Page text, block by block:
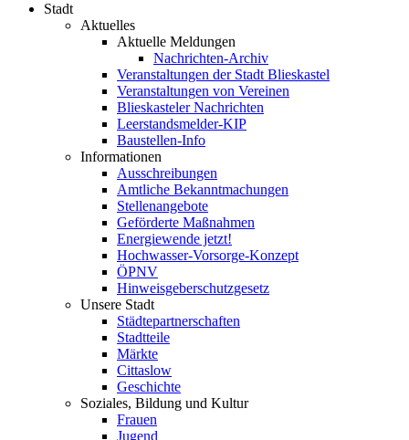
Stadt
Aktuelles
Aktuelle Meldungen
Nachrichten-Archiv
Veranstaltungen der Stadt Blieskastel
Veranstaltungen von Vereinen
Blieskasteler Nachrichten
Leerstandsmelder-KIP
Baustellen-Info
Informationen
Ausschreibungen
Amtliche Bekanntmachungen
Stellenangebote
Geförderte Maßnahmen
Energiewende jetzt!
Hochwasser-Vorsorge-Konzept
ÖPNV
Hinweisgeberschutzgesetz
Unsere Stadt
Städtepartnerschaften
Stadtteile
Märkte
Cittaslow
Geschichte
Soziales, Bildung und Kultur
Frauen
Jugend